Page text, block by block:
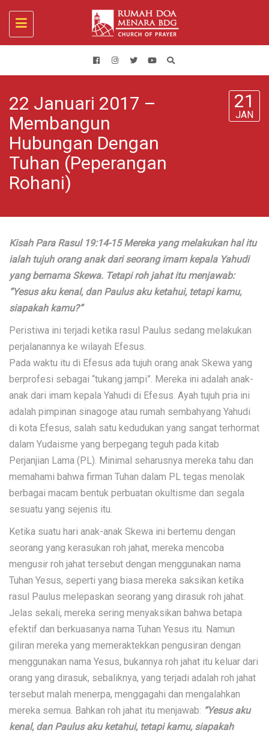
Toggle
navigation
22 Januari 2017 –
Membangun
Hubungan Dengan
Tuhan (Peperangan
Rohani)
21
JAN
Kisah Para Rasul 19:14-15 Mereka yang melakukan hal itu
ialah tujuh orang anak dari seorang imam kepala Yahudi
yang bernama Skewa. Tetapi roh jahat itu menjawab:
“Yesus aku kenal, dan Paulus aku ketahui, tetapi kamu,
siapakah kamu?”
Peristiwa ini terjadi ketika rasul Paulus sedang melakukan
perjalanannya ke wilayah Efesus.
Pada waktu itu di Efesus ada tujuh orang anak Skewa yang
berprofesi sebagai “tukang jampi”. Mereka ini adalah anak-
anak dari imam kepala Yahudi di Efesus. Ayah tujuh pria ini
adalah pimpinan sinagoge atau rumah sembahyang Yahudi
di kota Efesus, salah satu kedudukan yang sangat terhormat
dalam Yudaisme yang berpegang teguh pada kitab
Perjanjian Lama (PL). Minimal seharusnya mereka tahu dan
memahami bahwa firman Tuhan dalam PL tegas menolak
berbagai macam bentuk perbuatan okultisme dan segala
sesuatu yang sejenis itu.
Ketika suatu hari anak-anak Skewa ini bertemu dengan
seorang yang kerasukan roh jahat, mereka mencoba
mengusir roh jahat tersebut dengan menggunakan nama
Tuhan Yesus, seperti yang biasa mereka saksikan ketika
rasul Paulus melepaskan seorang yang dirasuk roh jahat.
Jelas sekali, mereka sering menyaksikan bahwa betapa
efektif dan berkuasanya nama Tuhan Yesus itu. Namun
giliran mereka yang memeraktekkan pengusiran dengan
menggunakan nama Yesus, bukannya roh jahat itu keluar dari
orang yang dirasuk, sebaliknya, yang terjadi adalah roh jahat
tersebut malah menerpa, menggagahi dan mengalahkan
mereka semua. Bahkan roh jahat itu menjawab: “Yesus aku
kenal, dan Paulus aku ketahui, tetapi kamu, siapakah